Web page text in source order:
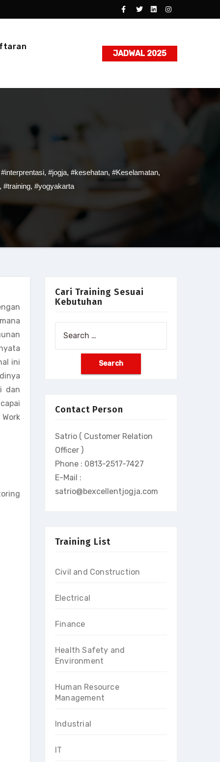
JADWAL 2025
#interprentasi, #jogja, #kesehatan, #Keselamatan,
, #training, #yogyakarta
ini
dan
Cari Training Sesuai
Kebutuhan
Contact Person
Satrio ( Customer Relation
Officer )
Phone : 0813-2517-7427
E-Mail :
satrio@bexcellentjogja.com
Training List
Civil and Construction
Electrical
Finance
Health Safety and
Environment
Human Resource
Management
Industrial
IT